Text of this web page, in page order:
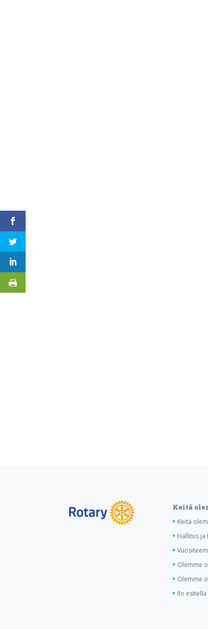
Keitä
Keitä
Hallitus
Olemme
Olemme
Ilo esitellä